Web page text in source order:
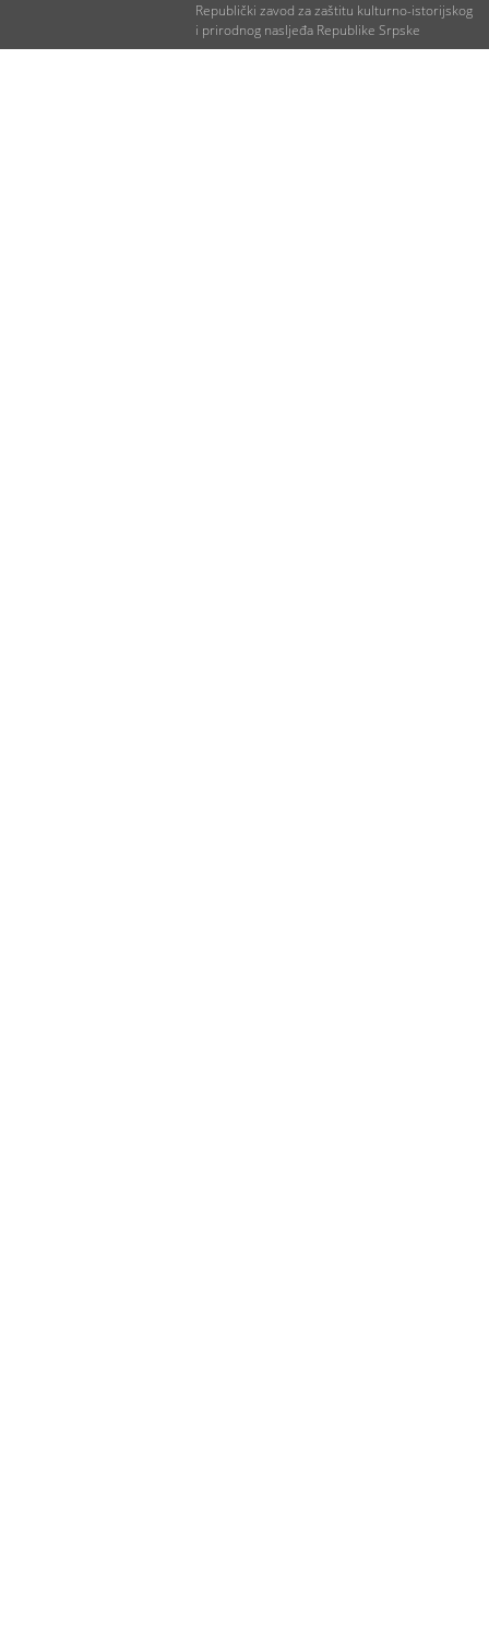
Republički zavod za zaštitu kulturno-istorijskog
i prirodnog nasljeđa Republike Srpske